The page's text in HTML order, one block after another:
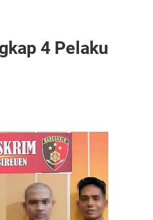
4 Pelaku